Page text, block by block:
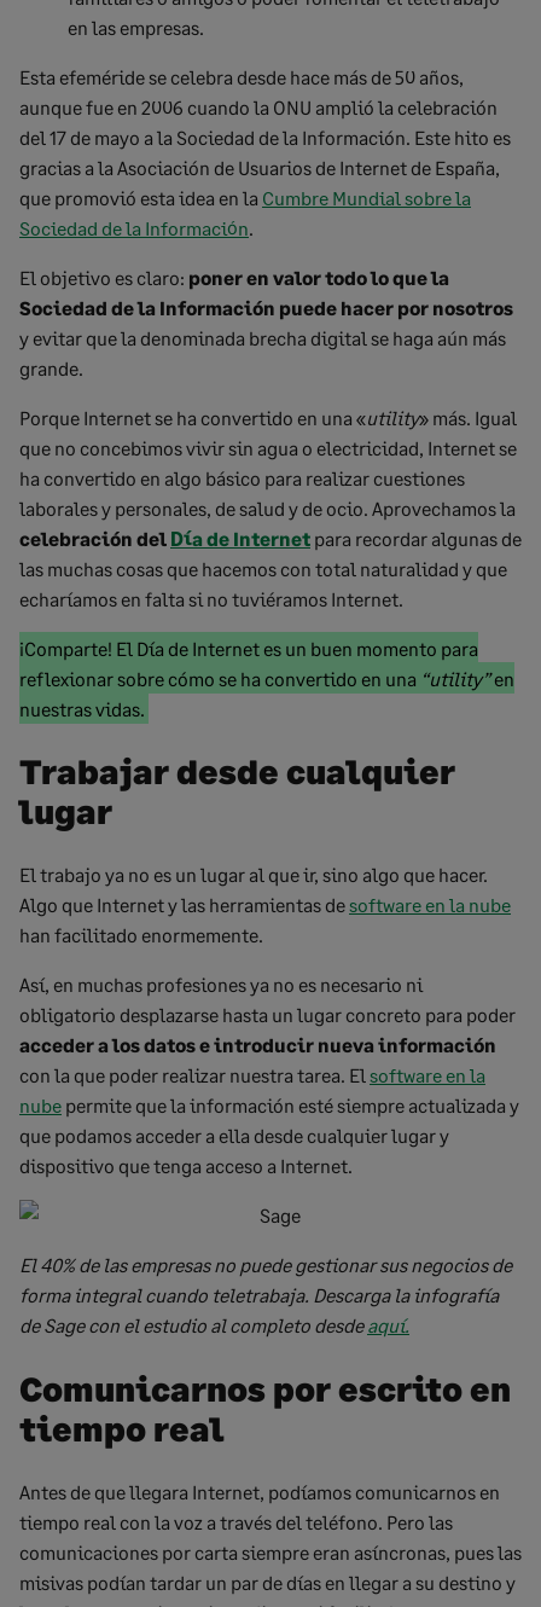
en las empresas.
Esta efeméride se celebra desde hace más de 50 años,
aunque fue en 2006 cuando la ONU amplió la celebración
del 17 de mayo a la Sociedad de la Información. Este hito es
gracias a la Asociación de Usuarios de Internet de España,
que promovió esta idea en la Cumbre Mundial sobre la
Sociedad de la Información.
El objetivo es claro: poner en valor todo lo que la
Sociedad de la Información puede hacer por nosotros
y evitar que la denominada brecha digital se haga aún más
grande.
Porque Internet se ha convertido en una «utility» más. Igual
que no concebimos vivir sin agua o electricidad, Internet se
ha convertido en algo básico para realizar cuestiones
laborales y personales, de salud y de ocio. Aprovechamos la
celebración del Día de Internet para recordar algunas de
las muchas cosas que hacemos con total naturalidad y que
echaríamos en falta si no tuviéramos Internet.
Marked
text
start
¡Comparte! El Día de Internet es un buen momento para
reflexionar sobre cómo se ha convertido en una “utility”en
nuestras vidas.
end
Trabajar desde cualquier
lugar
El trabajo ya no es un lugar al que ir, sino algo que hacer.
Algo que Internet y las herramientas desoftware en la nube
han facilitado enormemente.
Así, en muchas profesiones ya no es necesario ni
obligatorio desplazarse hasta un lugar concreto para poder
acceder a los datos e introducir nueva información
con la que poder realizar nuestra tarea. El software en la
nube permite que la información esté siempre actualizada y
que podamos acceder a ella desde cualquier lugar y
dispositivo que tenga acceso a Internet.
El 40% de las empresas no puede gestionar sus negocios de
forma integral cuando teletrabaja. Descarga la infografía
de Sage con el estudio al completo desdeaquí.
Comunicarnos por escrito en
tiempo real
Antes de que llegara Internet, podíamos comunicarnos en
tiempo real con la voz a través del teléfono. Pero las
comunicaciones por carta siempre eran asíncronas, pues las
misivas podían tardar un par de días en llegar a su destino y